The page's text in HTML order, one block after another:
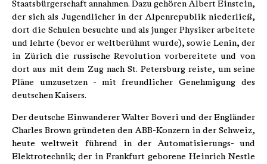
Staatsbürgerschaft annahmen. Dazu gehören Albert Einstein,
der sich als Jugendlicher in der Alpenrepublik niederließ,
dort die Schulen besuchte und als junger Physiker arbeitete
und lehrte (bevor er weltberühmt wurde), sowie Lenin, der
in Zürich die russische Revolution vorbereitete und von
dort aus mit dem Zug nach St. Petersburg reiste, um seine
Pläne umzusetzen - mit freundlicher Genehmigung des
deutschen Kaisers.
Der deutsche Einwanderer Walter Boveri und der Engländer
Charles Brown gründeten den ABB-Konzern in der Schweiz,
heute weltweit führend in der Automatisierungs- und
Elektrotechnik; der in Frankfurt geborene Heinrich Nestle